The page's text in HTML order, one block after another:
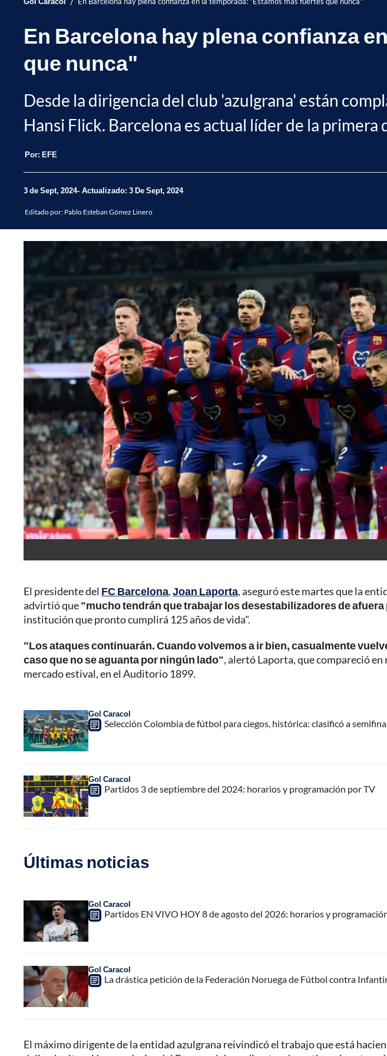
En Barcelona hay plena confianza
que nunca"
Desde la dirigencia del club 'azulgrana' están
Hansi Flick. Barcelona es actual líder de la primera
Por: EFE
3 de Sept, 2024 Actualizado: 3 De Sept, 2024
Editado por: Pablo Esteban Gómez Linero
El presidente del FC Barcelona,Joan Laporta, aseguró este martes que la
advirtió que"mucho tendrán que trabajar los desestabilizadores de afuera
institución que pronto cumplirá 125 años de vida".
"Los ataques continuarán. Cuando volvemos a ir bien, casualmente
caso que no se aguanta por ningún lado", alertó Laporta, que compareció
mercado estival, en el Auditorio 1899.
Gol Caracol
Selección Colombia de fútbol para ciegos, histórica: clasificó a
Gol Caracol
Partidos 3 de septiembre del 2024: horarios y programación por TV
Últimas noticias
Gol Caracol
Partidos EN VIVO HOY 8 de agosto del 2026: horarios y
Gol Caracol
La drástica petición de la Federación Noruega de Fútbol contra
El máximo dirigente de la entidad azulgrana reivindicó el trabajo que está